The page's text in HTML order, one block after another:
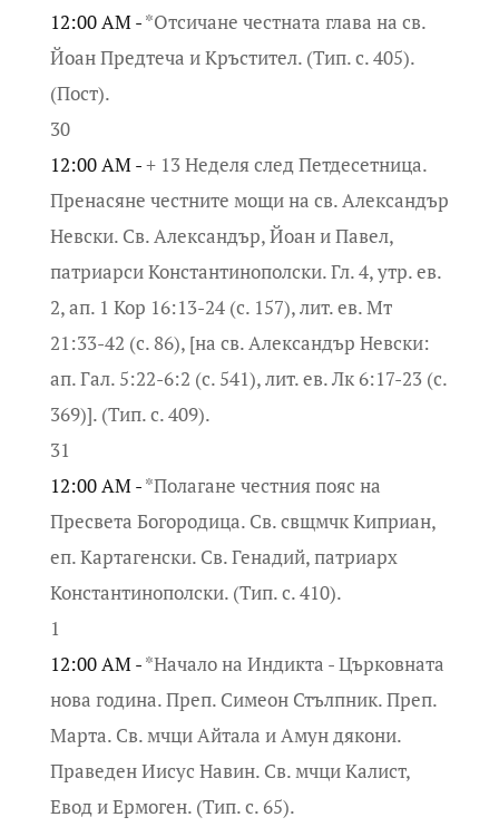
12:00 AM -*Отсичане честната глава на св.
Йоан Предтеча и Кръстител. (Тип. с. 405).
(Пост).
30
12:00 AM -+ 13 Неделя след Петдесетница.
Пренасяне честните мощи на св. Александър
Невски. Св. Александър, Йоан и Павел,
патриарси Константинополски. Гл. 4, утр. ев.
2, ап. 1 Кор 16:13-24 (с. 157), лит. ев. Мт
21:33-42 (с. 86), [на св. Александър Невски:
ап. Гал. 5:22-6:2 (с. 541), лит. ев. Лк 6:17-23 (с.
369)]. (Тип. с. 409).
31
12:00 AM -*Полагане честния пояс на
Пресвета Богородица. Св. свщмчк Киприан,
еп. Картагенски. Св. Генадий, патриарх
Константинополски. (Тип. с. 410).
1
12:00 AM -*Начало на Индикта - Църковната
нова година. Преп. Симеон Стълпник. Преп.
Марта. Св. мчци Айтала и Амун дякони.
Праведен Иисус Навин. Св. мчци Калист,
Евод и Ермоген. (Тип. с. 65).